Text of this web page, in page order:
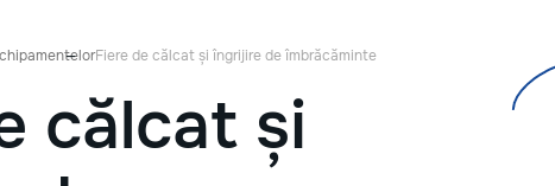
Fiere de călcat și îngrijire de îmbrăcăminte
călcat și